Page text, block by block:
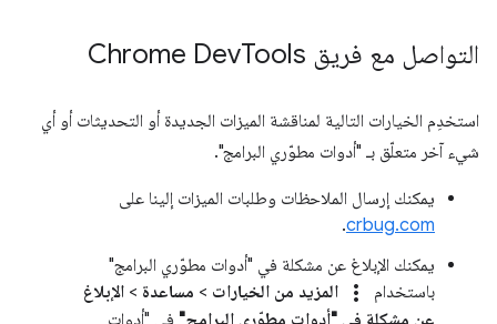
التواصل مع فريق Chrome Dev Tools
استخدِم الخيارات التالية لمناقشة الميزات الجديدة أو التحديثات أو أي
شيء آخر متعلّق بـ "أدوات مطوّري البرامج".
يمكنك إرسال الملاحظات وطلبات الميزات إلينا على
crbug.com
.
يمكنك الإبلاغ عن مشكلة في "أدوات مطوّري البرامج"
باستخدام
more_vert المزيد من الخيارات > مساعدة > الإبلاغ
عن مشكلة في "أدوات مطوّري البرامج" في "أدوات